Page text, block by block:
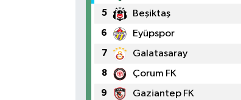
5 Beşiktaş
6 Eyüpspor
7 Galatasaray
8 Çorum FK
9 Gaziantep FK